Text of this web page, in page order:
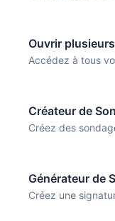
Ouvrir
Accédez à tous
Créateur de
Créez des
Générateur de
Créez une